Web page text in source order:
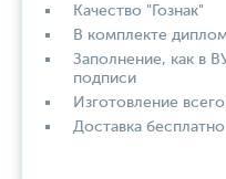
Качество "Гознак"
В комплекте
Заполнение, как в
подписи
Изготовление
Доставка бесплатно